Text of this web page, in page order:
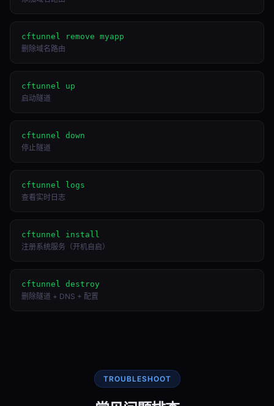
cftunnel remove myapp
删除域名路由
cftunnel up
启动隧道
cftunnel down
停止隧道
cftunnel logs
查看实时日志
cftunnel install
注册系统服务（开机自启）
cftunnel destroy
删除隧道 + DNS + 配置
TROUBLESHOOT